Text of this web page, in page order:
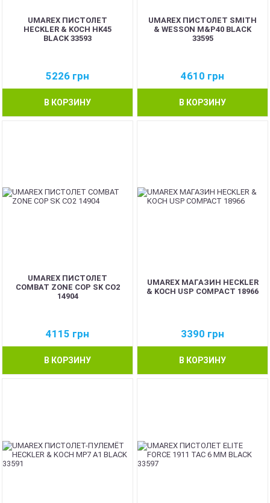
UMAREX ПИСТОЛЕТ
HECKLER & KOCH HK45
BLACK 33593
5226 грн
В КОРЗИНУ
UMAREX ПИСТОЛЕТ SMITH
& WESSON M&P40 BLACK
33595
4610 грн
В КОРЗИНУ
UMAREX ПИСТОЛЕТ
COMBAT ZONE COP SK CO2
14904
4115 грн
В КОРЗИНУ
UMAREX МАГАЗИН HECKLER
& KOCH USP COMPACT 18966
3390 грн
В КОРЗИНУ